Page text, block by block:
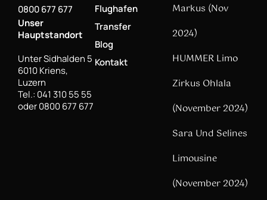
0800 677 677
Unser
Hauptstandort
Unter Sidhalden 5
6010 Kriens,
Luzern
Tel.: 041 310 55 55
oder 0800 677 677
Flughafen
Transfer
Blog
Kontakt
Markus (Nov
2024)
HUMMER Limo
Zirkus Ohlala
(November 2024)
Sara Und Selines
Limousine
(November 2024)